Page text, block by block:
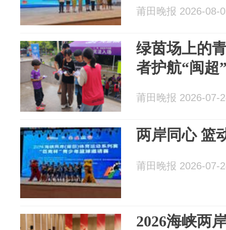
莆田晚报 2026-08-
绿茵场上的
者护航“闽超
莆田晚报 2026-07-
两岸同心 篮
莆田晚报 2026-07-
2026海峡两